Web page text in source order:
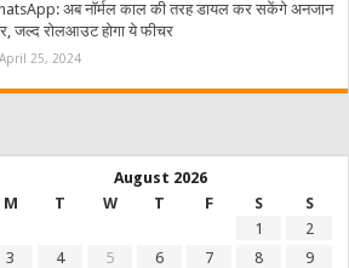
अब नॉर्मल काल की तरह डायल कर सकेंगे अनजान
जल्द रोलआउट होगा ये फीचर
April 25, 2024
August 2026
M
T W T F S
S
1
2
3
4 5 6 7 8
9